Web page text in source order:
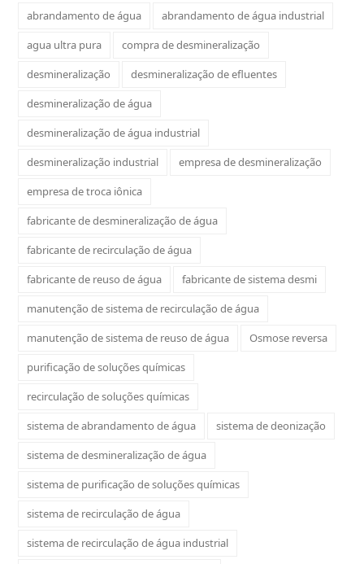
abrandamento de água
abrandamento de água industrial
agua ultra pura
compra de desmineralização
desmineralização
desmineralização de efluentes
desmineralização de água
desmineralização de água industrial
desmineralização industrial
empresa de desmineralização
empresa de troca iônica
fabricante de desmineralização de água
fabricante de recirculação de água
fabricante de reuso de água
fabricante de sistema desmi
manutenção de sistema de recirculação de água
manutenção de sistema de reuso de água
Osmose reversa
purificação de soluções químicas
recirculação de soluções químicas
sistema de abrandamento de água
sistema de deonização
sistema de desmineralização de água
sistema de purificação de soluções químicas
sistema de recirculação de água
sistema de recirculação de água industrial